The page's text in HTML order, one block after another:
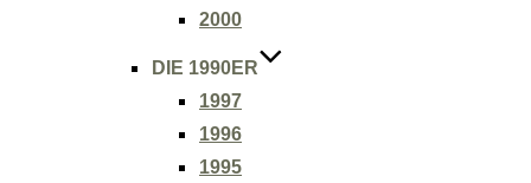
2000
DIE 1990ER
1997
1996
1995